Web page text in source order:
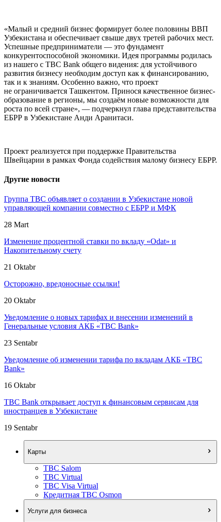
«Малый и средний бизнес формирует более половины ВВП
Узбекистана и обеспечивает свыше двух третей рабочих мест.
Успешные предприниматели — это фундамент
конкурентоспособной экономики. Идея программы родилась
из нашего с TBC Bank общего видения: для устойчивого
развития бизнесу необходим доступ как к финансированию,
так и к знаниям. Особенно важно, что проект
не ограничивается Ташкентом. Принося качественное бизнес-
образование в регионы, мы создаём новые возможности для
роста по всей стране», — подчеркнул глава представительства
ЕБРР в Узбекистане Анди Аранитаси.
Проект реализуется при поддержке Правительства
Швейцарии в рамках Фонда содействия малому бизнесу ЕБРР.
Другие новости
Группа TBC объявляет о создании в Узбекистане новой
управляющей компании совместно с ЕБРР и МФК
28 Mart
Изменение процентной ставки по вкладу «Odat» и
Накопительному счету
21 Oktabr
Осторожно, вредоносные ссылки!
20 Oktabr
Уведомление о новых тарифах и внесении изменений в
Генеральные условия АКБ «TBC Bank»
23 Sentabr
Уведомление об изменении тарифа по вкладам АКБ «TBC
Bank»
16 Oktabr
TBC Bank открывает доступ к финансовым сервисам для
иностранцев в Узбекистане
19 Sentabr
Карты
TBC Salom
TBC Virtual
TBC Visa Virtual
Кредитная TBC Osmon
Услуги для бизнеса